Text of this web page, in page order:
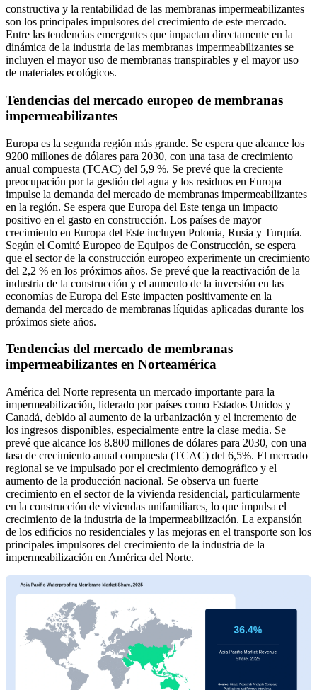
constructiva y la rentabilidad de las membranas impermeabilizantes
son los principales impulsores del crecimiento de este mercado.
Entre las tendencias emergentes que impactan directamente en la
dinámica de la industria de las membranas impermeabilizantes se
incluyen el mayor uso de membranas transpirables y el mayor uso
de materiales ecológicos.
Tendencias del mercado europeo de membranas
impermeabilizantes
Europa es la segunda región más grande. Se espera que alcance los
9200 millones de dólares para 2030, con una tasa de crecimiento
anual compuesta (TCAC) del 5,9 %. Se prevé que la creciente
preocupación por la gestión del agua y los residuos en Europa
impulse la demanda del mercado de membranas impermeabilizantes
en la región. Se espera que Europa del Este tenga un impacto
positivo en el gasto en construcción. Los países de mayor
crecimiento en Europa del Este incluyen Polonia, Rusia y Turquía.
Según el Comité Europeo de Equipos de Construcción, se espera
que el sector de la construcción europeo experimente un crecimiento
del 2,2 % en los próximos años. Se prevé que la reactivación de la
industria de la construcción y el aumento de la inversión en las
economías de Europa del Este impacten positivamente en la
demanda del mercado de membranas líquidas aplicadas durante los
próximos siete años.
Tendencias del mercado de membranas
impermeabilizantes en Norteamérica
América del Norte representa un mercado importante para la
impermeabilización, liderado por países como Estados Unidos y
Canadá, debido al aumento de la urbanización y el incremento de
los ingresos disponibles, especialmente entre la clase media. Se
prevé que alcance los 8.800 millones de dólares para 2030, con una
tasa de crecimiento anual compuesta (TCAC) del 6,5%. El mercado
regional se ve impulsado por el crecimiento demográfico y el
aumento de la producción nacional. Se observa un fuerte
crecimiento en el sector de la vivienda residencial, particularmente
en la construcción de viviendas unifamiliares, lo que impulsa el
crecimiento de la industria de la impermeabilización. La expansión
de los edificios no residenciales y las mejoras en el transporte son los
principales impulsores del crecimiento de la industria de la
impermeabilización en América del Norte.